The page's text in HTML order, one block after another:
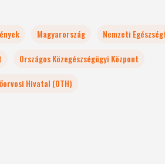
Magyarország
Nemzeti
Országos Közegészségügyi Központ
Hivatal (OTH)